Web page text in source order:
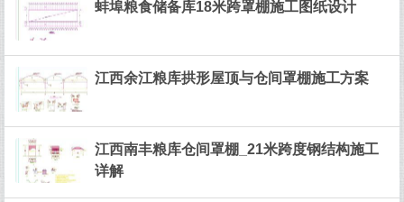
蚌埠粮食储备库18米跨罩棚施工图纸设计
江西余江粮库拱形屋顶与仓间罩棚施工方案
江西南丰粮库仓间罩棚_21米跨度钢结构施工
详解